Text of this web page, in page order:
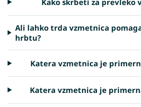
Ali lahko trda vzmetnica
hrbtu?
Katera vzmetnica je
Katera vzmetnica je